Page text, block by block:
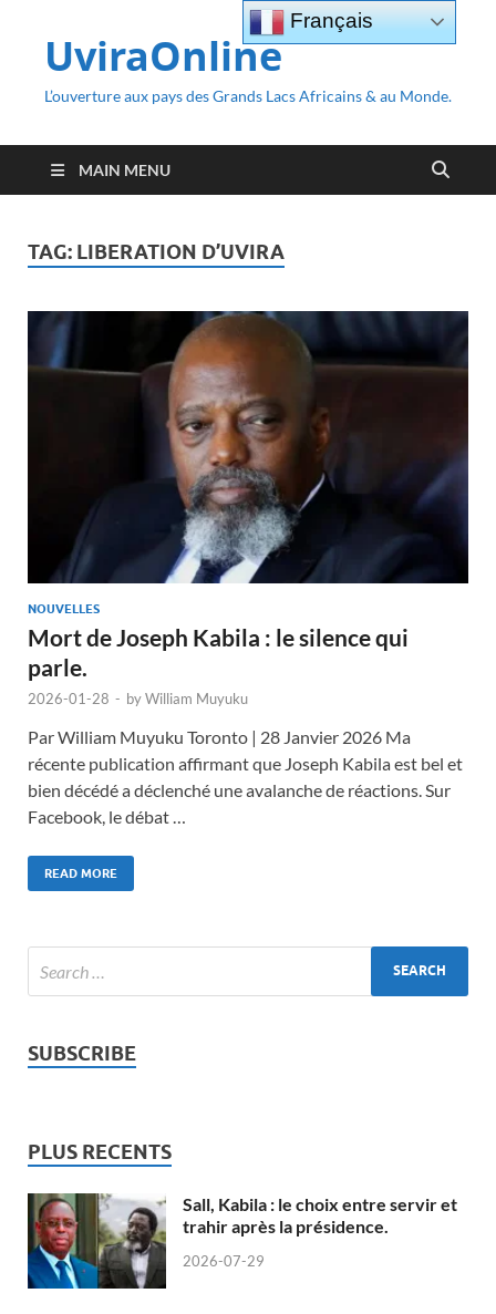
UviraOnline
L’ouverture aux pays des Grands Lacs Africains & au Monde.
MAIN MENU
TAG: LIBERATION D’UVIRA
NOUVELLES
Mort de Joseph Kabila : le silence qui
parle.
2026-01-28 - byWilliam Muyuku
Par William Muyuku Toronto | 28 Janvier 2026 Ma
récente publication affirmant que Joseph Kabila est bel et
bien décédé a déclenché une avalanche de réactions. Sur
Facebook, le débat …
READ MORE
SUBSCRIBE
PLUS RECENTS
Sall, Kabila : le choix entre servir et
trahir après la présidence.
2026-07-29
Français